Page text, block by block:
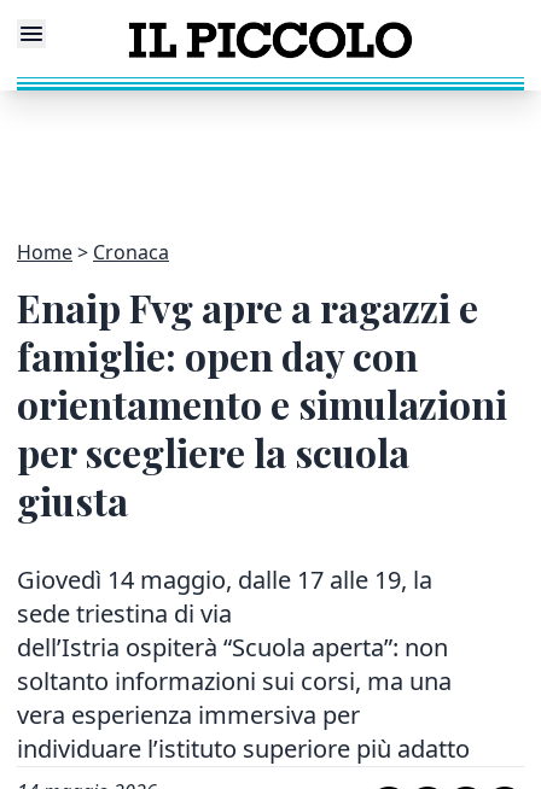
Home Cronaca
Enaip Fvg apre a ragazzi e
famiglie: open day con
orientamento e simulazioni
per scegliere la scuola
giusta
Giovedì 14 maggio, dalle 17 alle 19, la
sede triestina di via
dell’Istria ospiterà “Scuola aperta”: non
soltanto informazioni sui corsi, ma una
vera esperienza immersiva per
individuare l’istituto superiore più adatto